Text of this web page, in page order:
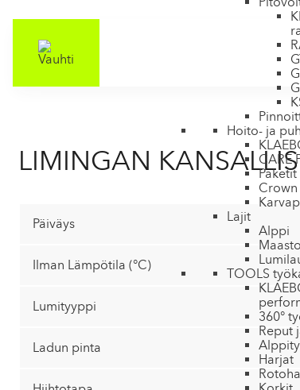
Hoito- ja
CARE
Paketit
Lajit
Alppi
TOOLS
360°
Reput
Harjat
LIMINGAN
Päiväys
Ilman Lämpötila (°C)
Lumityyppi
Ladun pinta